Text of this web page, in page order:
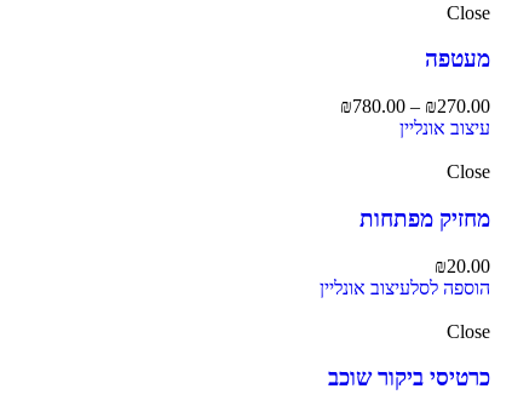
Close
מעטפה
₪270.00
–
₪780.00
עיצוב אונליין
Close
מחזיק מפתחות
₪20.00
הוספה לסלעיצוב אונליין
Close
כרטיסי ביקור שוכב